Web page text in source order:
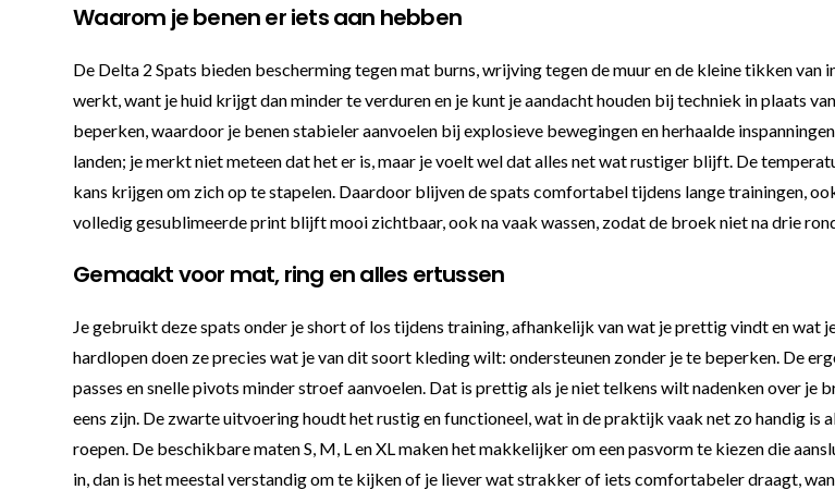
Waarom je benen er iets aan hebben
De Delta 2 Spats bieden bescherming tegen mat burns, wrijving tegen de muur en de kleine tikken
werkt, want je huid krijgt dan minder te verduren en je kunt je aandacht houden bij techniek in plaats
beperken, waardoor je benen stabieler aanvoelen bij explosieve bewegingen en herhaalde
landen; je merkt niet meteen dat het er is, maar je voelt wel dat alles net wat rustiger blijft. De
kans krijgen om zich op te stapelen. Daardoor blijven de spats comfortabel tijdens lange trainingen,
volledig gesublimeerde print blijft mooi zichtbaar, ook na vaak wassen, zodat de broek niet na drie
Gemaakt voor mat, ring en alles ertussen
Je gebruikt deze spats onder je short of los tijdens training, afhankelijk van wat je prettig vindt en wat
hardlopen doen ze precies wat je van dit soort kleding wilt: ondersteunen zonder je te beperken. De
passes en snelle pivots minder stroef aanvoelen. Dat is prettig als je niet telkens wilt nadenken over
eens zijn. De zwarte uitvoering houdt het rustig en functioneel, wat in de praktijk vaak net zo handig is
roepen. De beschikbare maten S, M, L en XL maken het makkelijker om een pasvorm te kiezen die
in, dan is het meestal verstandig om te kijken of je liever wat strakker of iets comfortabeler draagt,